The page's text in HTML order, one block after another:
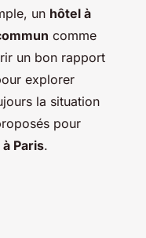
un hôtel à
comme
un bon rapport
explorer
la situation
pour
Paris.